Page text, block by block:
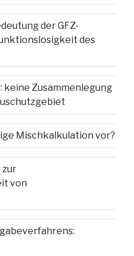
der GFZ-
des
keine Zusammenlegung
Mischkalkulation vor?
zur
von